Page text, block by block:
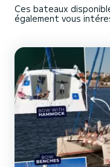
Ces bateaux
également vous